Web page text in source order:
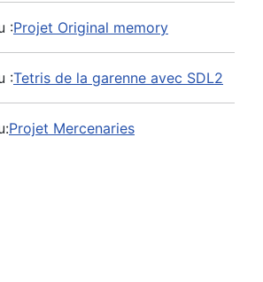
:Projet Original memory
:Tetris de la garenne avec SDL2
Projet Mercenaries